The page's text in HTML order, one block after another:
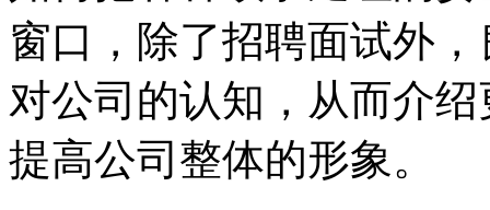
窗口，除了招聘面试外
对公司的认知，从而介
提高公司整体的形象。